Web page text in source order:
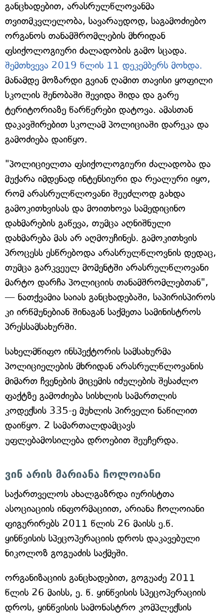
განცხადებით, არასრულწლოვანმა
თვითმკვლელობა, სავარაუდოდ, საგამოძიებო
ორგანოს თანამშრომლების მხრიდან
ფსიქოლოგიური ძალადობის გამო სცადა.
შემთხვევა 2019 წლის 11 დეკემბერს მოხდა.
მანამდე მოზარდი გვიან ღამით თავისი ყოფილი
სკოლის შენობაში შევიდა შიდა და გარე
ტერიტორიაზე წარწერები დატოვა. ამასთან
დაკავშირებით სკოლამ პოლიციაში დარეკა და
გამოძიება დაიწყო.
"პოლიციელთა ფსიქოლოგიური ძალადობა და
მუქარა იმდენად ინტენსიური და რეალური იყო,
რომ არასრულწლოვანი შეუძლოდ გახდა
გამოკითხვისას და მოითხოვა სამედიცინო
დახმარების გაწევა, თუმცა აღნიშნული
დახმარება მას არ აღმოუჩინეს. გამოკითხვის
პროცესს ესწრებოდა არასრულწლოვნის დედაც,
თუმცა გარკვეულ მომენტში არასრულწლოვანი
მარტო დარჩა პოლიციის თანამშრომლებთან",
— ნათქვამია საიას განცხადებაში, საპირისპიროს
კი ირწმუნებიან შინაგან საქმეთა სამინისტროს
პრესსამსახურში.
სახელმწიფო ინსპექტორის სამსახურმა
პოლიციელების მხრიდან არასრულწლოვანის
მიმართ ჩვენების მიცემის იძულების შესაძლო
ფაქტზე გამოძიება სისხლის სამართლის
კოდექსის 335-ე მუხლის პირველი ნაწილით
დაიწყო. 2 სამართალდამცავს
უფლებამოსილება დროებით შეუჩერდა.
ვინ არის მარიანა ჩოლოიანი
საქართველოს ახალგაზრდა იურისტთა
ასოციაციის ინფორმაციით, არიანა ჩოლოიანი
ფიგურირებს 2011 წლის 26 მაისს ე.წ.
ყინწვისის სპეცოპერაციის დროს დაკავებული
ნიკოლოზ გოგუაძის საქმეში.
ორგანიზაციის განცხადებით, გოგუაძე 2011
წლის 26 მაისს, ე. წ. ყინწვისის სპეცოპერაციის
დროს, ყინწვისის სამონასტრო კომპლექსის